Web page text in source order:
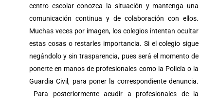
centro escolar conozca la situación y mantenga una
comunicación continua y de colaboración con ellos.
Muchas veces por imagen, los colegios intentan ocultar
estas cosas o restarles importancia. Si el colegio sigue
negándolo y sin trasparencia, pues será el momento de
ponerte en manos de profesionales como la Policía o la
Guardia Civil, para poner la correspondiente denuncia.
Para posteriormente acudir a profesionales de la